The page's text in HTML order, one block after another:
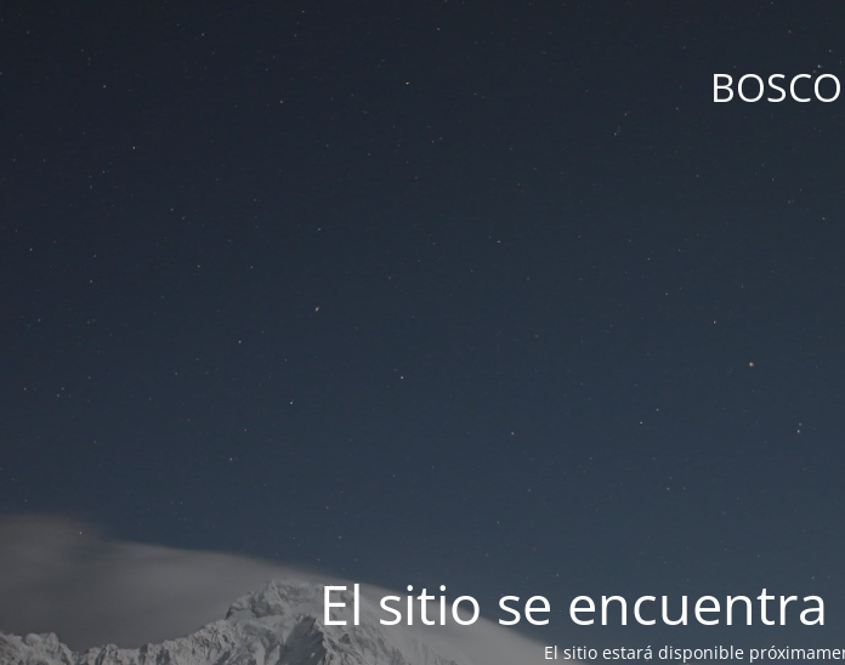
El sitio se
El sitio estará disponible